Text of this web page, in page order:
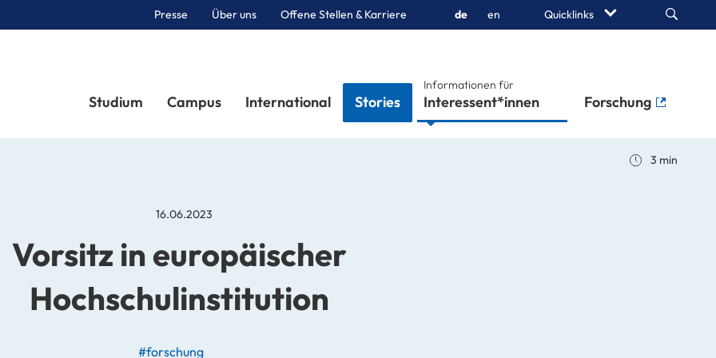
Presse Über uns Offene Stellen & Karriere de en Quicklinks Search
Studium Campus International Stories
Informationen für
Interessent*innen Forschung
3 min
Vorsitz in europäischer
Hochschulinstitution
#forschung
16.06.2023